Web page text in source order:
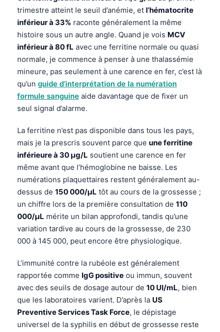
trimestre atteint le seuil d’anémie, et l’hématocrite
inférieur à 33% raconte généralement la même
histoire sous un autre angle. Quand je vois MCV
inférieur à 80 fL avec une ferritine normale ou quasi
normale, je commence à penser à une thalassémie
mineure, pas seulement à une carence en fer, c’est là
qu’un guide d’interprétation de la numération
formule sanguine aide davantage que de fixer un
seul signal d’alarme.
La ferritine n’est pas disponible dans tous les pays,
mais je la prescris souvent parce que une ferritine
inférieure à 30 µg/L soutient une carence en fer
même avant que l’hémoglobine ne baisse. Les
numérations plaquettaires restent généralement au-
dessus de 150 000/µL tôt au cours de la grossesse ;
un chiffre lors de la première consultation de 110
000/µL mérite un bilan approfondi, tandis qu’une
variation tardive au cours de la grossesse, de 230
000 à 145 000, peut encore être physiologique.
L’immunité contre la rubéole est généralement
rapportée comme IgG positive ou immun, souvent
avec des seuils de dosage autour de 10 UI/mL, bien
que les laboratoires varient. D’après la US
Preventive Services Task Force, le dépistage
universel de la syphilis en début de grossesse reste